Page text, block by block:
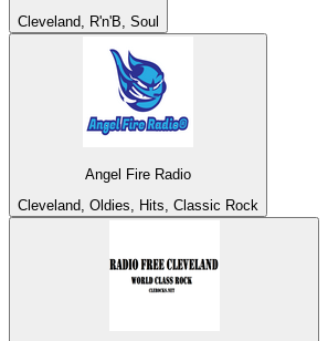
Cleveland, R'n'B, Soul
Angel Fire Radio
Cleveland, Oldies, Hits, Classic Rock